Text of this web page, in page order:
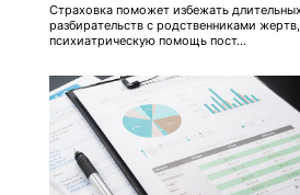
Страховка поможет избежать
разбирательств с родственниками
психиатрическую помощь пост...